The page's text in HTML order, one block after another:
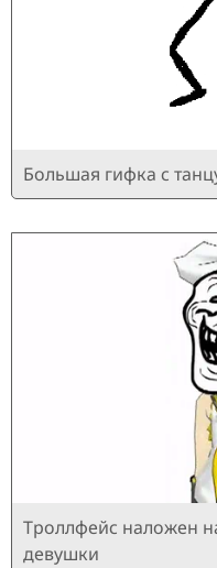
Большая гифка с
Троллфейс наложен
девушки